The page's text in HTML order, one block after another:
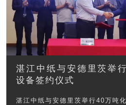
湛江中纸与安德里茨举
设备签约仪式
湛江中纸与安德里茨举行40万吨